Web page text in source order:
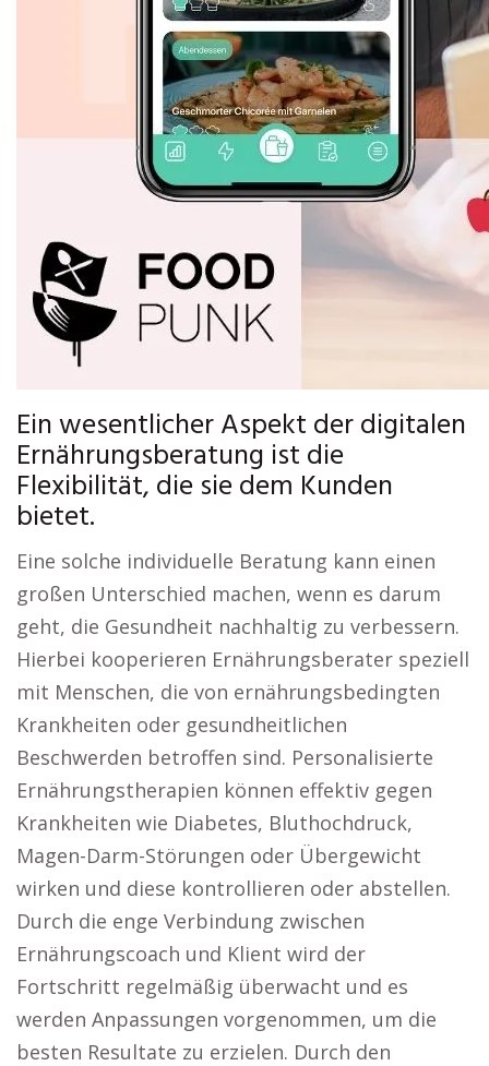
Ein wesentlicher Aspekt der digitalen
Ernährungsberatung ist die
Flexibilität, die sie dem Kunden
bietet.
Eine solche individuelle Beratung kann einen
großen Unterschied machen, wenn es darum
geht, die Gesundheit nachhaltig zu verbessern.
Hierbei kooperieren Ernährungsberater speziell
mit Menschen, die von ernährungsbedingten
Krankheiten oder gesundheitlichen
Beschwerden betroffen sind. Personalisierte
Ernährungstherapien können effektiv gegen
Krankheiten wie Diabetes, Bluthochdruck,
Magen-Darm-Störungen oder Übergewicht
wirken und diese kontrollieren oder abstellen.
Durch die enge Verbindung zwischen
Ernährungscoach und Klient wird der
Fortschritt regelmäßig überwacht und es
werden Anpassungen vorgenommen, um die
besten Resultate zu erzielen. Durch den